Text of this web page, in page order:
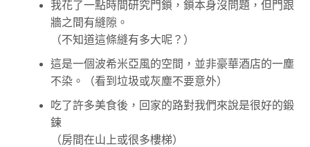
我花了一點時間研究門鎖，鎖本身沒問題，但門跟
牆之間有縫隙。
（不知道這條縫有多大呢？）
這是一個波希米亞風的空間，並非豪華酒店的一塵
不染。（看到垃圾或灰塵不要意外）
吃了許多美食後，回家的路對我們來說是很好的鍛
鍊
（房間在山上或很多樓梯）